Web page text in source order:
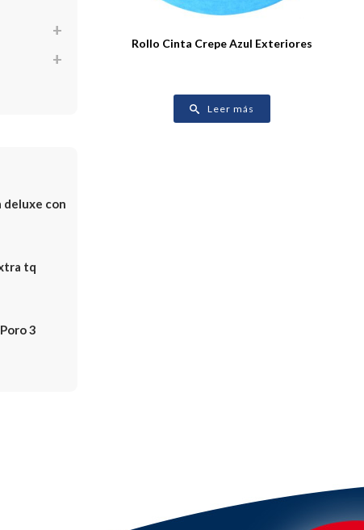
Rollo Cinta Crepe Azul Exteriores
Leer más
deluxe con
tq
3